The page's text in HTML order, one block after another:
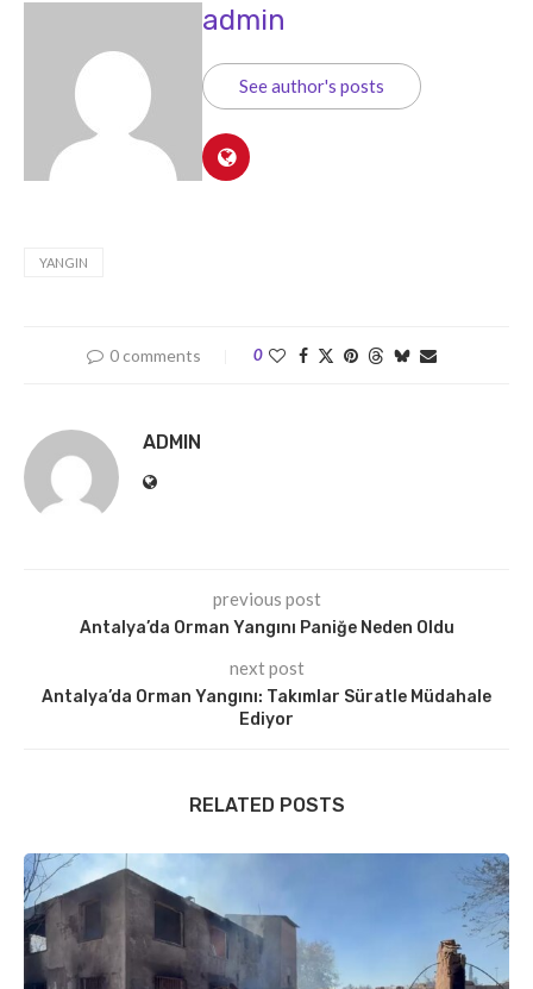
admin
See author's posts
YANGIN
0 comments 0
ADMIN
previous post
Antalya’da Orman Yangını Paniğe Neden Oldu
next post
Antalya’da Orman Yangını: Takımlar Süratle Müdahale
Ediyor
RELATED POSTS